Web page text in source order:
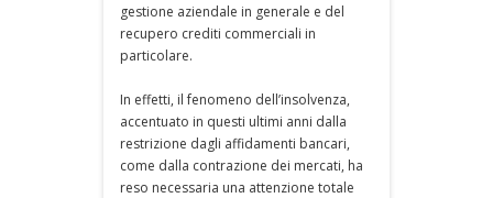
gestione aziendale in generale e del
recupero crediti commerciali in
particolare.
In effetti, il fenomeno dell’insolvenza,
accentuato in questi ultimi anni dalla
restrizione dagli affidamenti bancari,
come dalla contrazione dei mercati, ha
reso necessaria una attenzione totale